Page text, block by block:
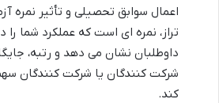
اعمال سوابق تحصیلی و تأثیر
تراز، نمره ای است که عملکرد شما را
داوطلبان نشان می دهد و رتبه،
شرکت کنندگان یا شرکت کنندگان
کند.